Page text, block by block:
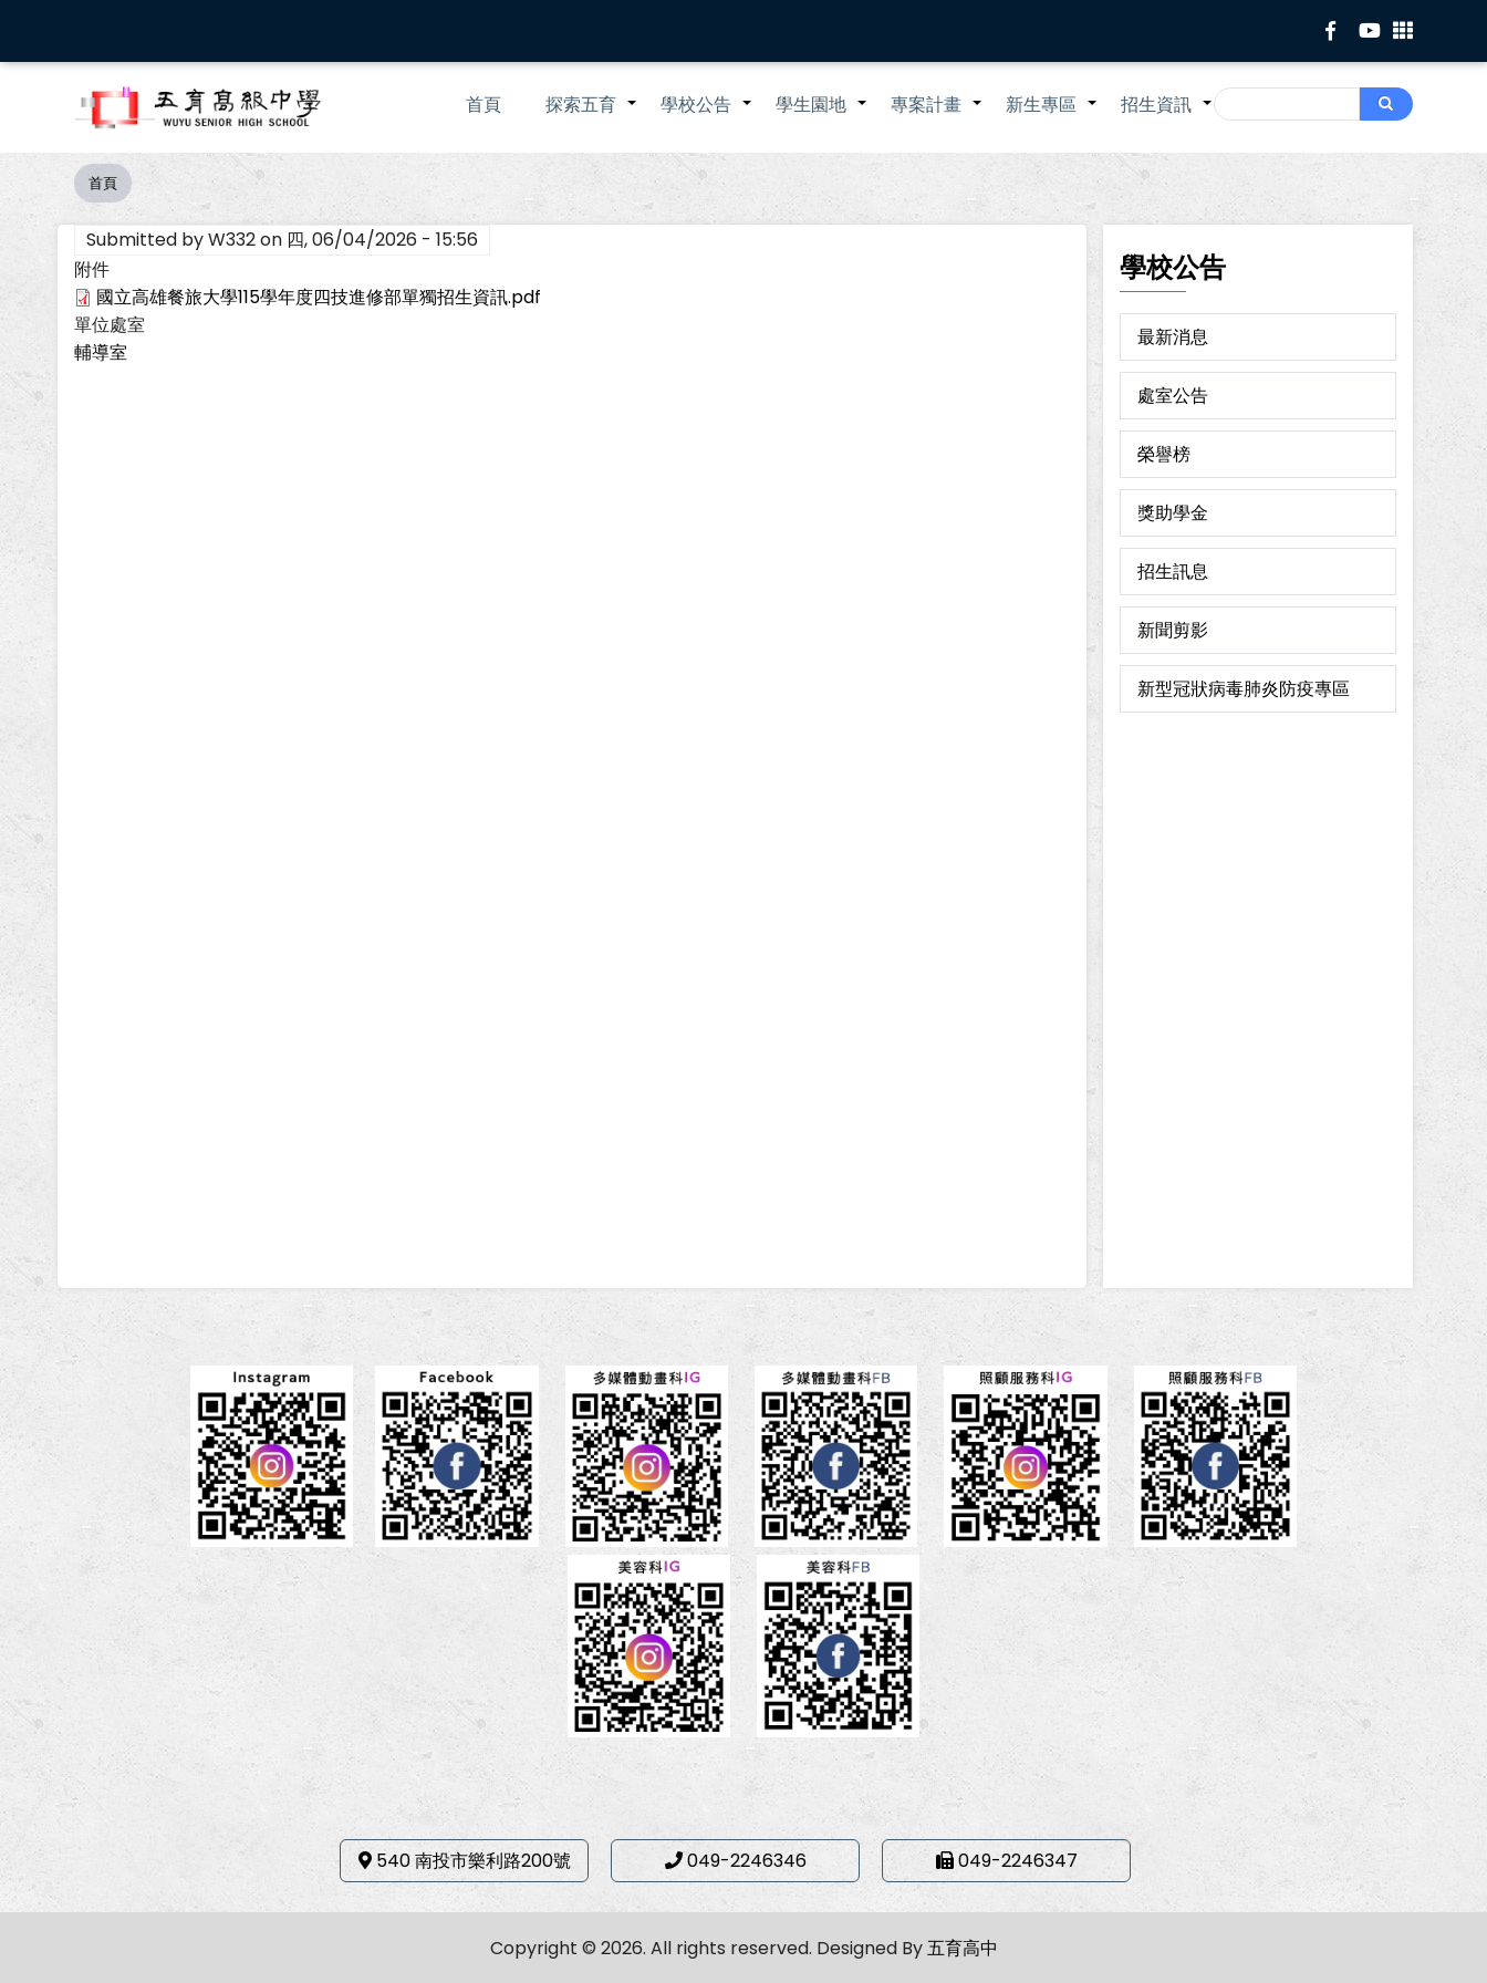
主
Search
Search
Main
navigation
首頁 +
探索五育 +
學校公告 +
學生園地 +
專案計畫 +
新生專區 +
招生資訊
導
航
連
結
首頁
Submitted byW332on 四, 06/04/2026 - 15:56
附件
國立高雄餐旅大學115學年度四技進修部單獨招生資訊.pdf
單位處室
輔導室
學校公告
最新消息
處室公告
榮譽榜
獎助學金
招生訊息
新聞剪影
新型冠狀病毒肺炎防疫專區
540 南投市樂利路200號 049-2246346 049-2246347
Copyright © 2026. All rights reserved. Designed By五育高中